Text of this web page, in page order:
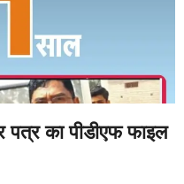
पत्र का पीडीएफ फाइल